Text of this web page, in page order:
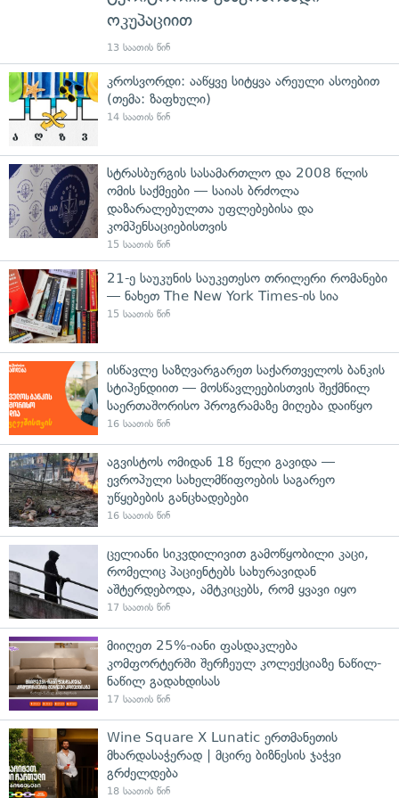
ოკუპაციით
13 საათის წინ
კროსვორდი: ააწყვე სიტყვა არეული ასოებით
(თემა: ზაფხული)
14 საათის წინ
სტრასბურგის სასამართლო და 2008 წლის
ომის საქმეები — საიას ბრძოლა
დაზარალებულთა უფლებებისა და
კომპენსაციებისთვის
15 საათის წინ
21-ე საუკუნის საუკეთესო თრილერი რომანები
— ნახეთ The New York Times-ის სია
15 საათის წინ
ისწავლე საზღვარგარეთ საქართველოს ბანკის
სტიპენდიით — მოსწავლეებისთვის შექმნილ
საერთაშორისო პროგრამაზე მიღება დაიწყო
16 საათის წინ
აგვისტოს ომიდან 18 წელი გავიდა —
ევროპული სახელმწიფოების საგარეო
უწყებების განცხადებები
16 საათის წინ
ცელიანი სიკვდილივით გამოწყობილი კაცი,
რომელიც პაციენტებს სახურავიდან
აშტერდებოდა, ამტკიცებს, რომ ყვავი იყო
17 საათის წინ
მიიღეთ 25%-იანი ფასდაკლება
კომფორტერში შერჩეულ კოლექციაზე ნაწილ-
ნაწილ გადახდისას
17 საათის წინ
Wine Square X Lunatic ერთმანეთის
მხარდასაჭერად | მცირე ბიზნესის ჯაჭვი
გრძელდება
18 საათის წინ